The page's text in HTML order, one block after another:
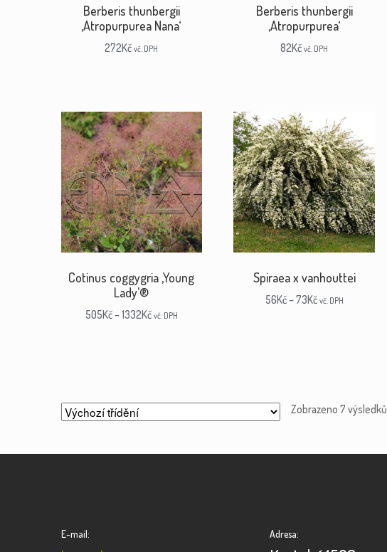
Berberis thunbergii
‚Atropurpurea Nana‘
272Kč vč. DPH
Berberis thunbergii
‚Atropurpurea‘
82Kč vč. DPH
Cotinus coggygria ‚Young
Lady’®
505Kč–1332Kč vč. DPH
Spiraea x vanhouttei
56Kč–73Kč vč. DPH
Zobrazeno 7 výsledků
E-mail: Adresa: